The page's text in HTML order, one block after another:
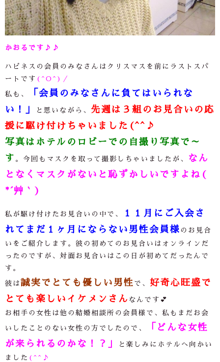
かおるです♪♪
ハピネスの会員のみなさんはクリスマスを前にラストスパ
ートです (^O^)／
私も、
「会員のみなさんに負てはいられな
い！」
と思いながら、 先週は３組のお見合いの応
援に駆け付けちゃいました(^^♪
写真はホテルのロビーでの自撮り写真で～
す 。今回もマスクを取って撮影しちゃいましたが、
なん
となくマスクがないと恥ずかしいですよね(
*´艸｀)
私が駆け付けたお見合いの中で、
１１月にご入会さ
れてまだ１ヶ月にならない男性会員様 のお見合
いをご紹介します。彼の初めてのお見合いはオンラインだ
ったのですが、対面お見合いはこの日が初めてだったんで
す。
彼は 誠実でとても優しい男性 で、 好奇心旺盛で
とても楽しいイケメンさん なんです💕
お相手の女性は他の結婚相談所の会員様で、私もまだお会
いしたことのない女性の方でしたので、
「どんな女性
が来られるのかな！？」
と楽しみにホテルへ向かい
ました (^^♪